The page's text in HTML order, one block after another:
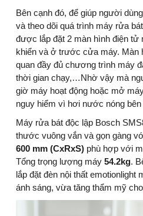
Bên cạnh đó, để giúp người
và theo dõi quá trình máy rửa
được lắp đặt 2 màn hình điện tử
khiển và ở trước cửa máy. Màn
quan đầy đủ chương trình máy
thời gian chạy,…Nhờ vậy mà
giờ máy hoạt động hoặc mở
nguy hiểm vì hơi nước nóng bên
Máy rửa bát độc lập Bosch
thước vuông vắn và gọn gàng
600 mm (CxRxS) phù hợp với
Tổng trọng lượng máy 54.2kg.
lắp đặt đèn nội thất emotionlight
ánh sáng, vừa tăng thẩm mỹ